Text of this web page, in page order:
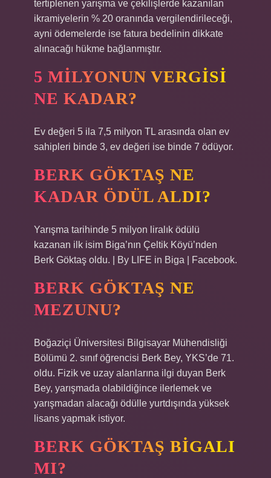
tertiplenen yarışma ve çekilişlerde kazanılan
ikramiyelerin % 20 oranında vergilendirileceği,
ayni ödemelerde ise fatura bedelinin dikkate
alınacağı hükme bağlanmıştır.
5 MILYONUN VERGISI
NE KADAR?
Ev değeri 5 ila 7,5 milyon TL arasında olan ev
sahipleri binde 3, ev değeri ise binde 7 ödüyor.
BERK GÖKTAŞ NE
KADAR ÖDÜL ALDI?
Yarışma tarihinde 5 milyon liralık ödülü
kazanan ilk isim Biga’nın Çeltik Köyü’nden
Berk Göktaş oldu. | By LIFE in Biga | Facebook.
BERK GÖKTAŞ NE
MEZUNU?
Boğaziçi Üniversitesi Bilgisayar Mühendisliği
Bölümü 2. sınıf öğrencisi Berk Bey, YKS’de 71.
oldu. Fizik ve uzay alanlarına ilgi duyan Berk
Bey, yarışmada olabildiğince ilerlemek ve
yarışmadan alacağı ödülle yurtdışında yüksek
lisans yapmak istiyor.
BERK GÖKTAŞ BIGALI
MI?